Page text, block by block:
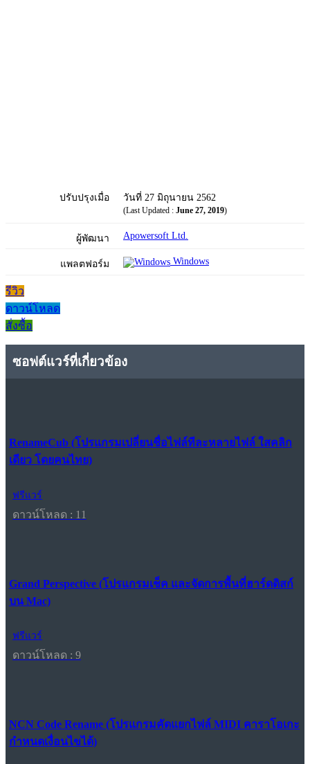
ปรับปรุงเมื่อ วันที่ 27 มิถุนายน 2562
(Last Updated : June 27, 2019)
ผู้พัฒนา Apowersoft Ltd.
แพลตฟอร์ม Windows
รีวิว
ดาวน์โหลด
สั่งซื้อ
ซอฟต์แวร์ที่เกี่ยวข้อง
RenameCub (โปรแกรมเปลี่ยนชื่อไฟล์ทีละหลายไฟล์ ใสคลิก
เดียว โดยคนไทย)
ฟรีแวร์
ดาวน์โหลด : 11
Grand Perspective (โปรแกรมเช็ค และจัดการพื้นที่ฮาร์ดดิสก์
บน Mac)
ฟรีแวร์
ดาวน์โหลด : 9
NCN Code Rename (โปรแกรมคัดแยกไฟล์ MIDI คาราโอเกะ
กำหนดเงื่อนไขได้)